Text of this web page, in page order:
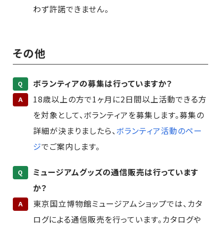
わず許諾できません。
その他
Q ボランティアの募集は行っていますか？
A
18歳以上の方で1ヶ月に2日間以上活動できる方
を対象として、ボランティアを募集します。募集の
詳細が決まりましたら、ボランティア活動のペー
ジでご案内します。
Q
ミュージアムグッズの通信販売は行っています
か？
A
東京国立博物館ミュージアムショップでは、カタ
ログによる通信販売を行っています。カタログや